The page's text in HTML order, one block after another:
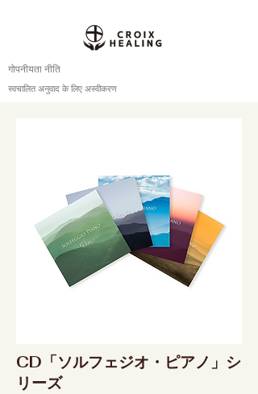
गोपनीयता नीति
स्वचालित अनुवाद के लिए अस्वीकरण
CD「ソルフェジオ・ピアノ」シ
リーズ